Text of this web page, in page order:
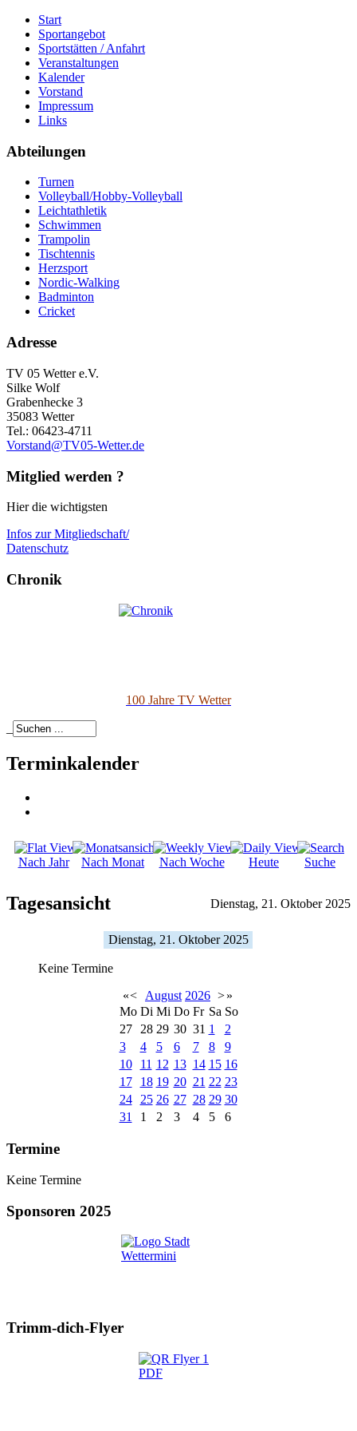
Start
Sportangebot
Sportstätten / Anfahrt
Veranstaltungen
Kalender
Vorstand
Impressum
Links
Abteilungen
Turnen
Volleyball/Hobby-Volleyball
Leichtathletik
Schwimmen
Trampolin
Tischtennis
Herzsport
Nordic-Walking
Badminton
Cricket
Adresse
TV 05 Wetter e.V.
Silke Wolf
Grabenhecke 3
35083 Wetter
Tel.: 06423-4711
Vorstand@TV05-Wetter.de
Mitglied werden ?
Hier die wichtigsten
Infos zur Mitgliedschaft/
Datenschutz
Chronik
100 Jahre TV Wetter
Terminkalender
Nach Jahr Nach Monat Nach Woche Heute Suche
Tagesansicht Dienstag, 21. Oktober 2025
Dienstag, 21. Oktober 2025
Keine Termine
«< August 2026 >»
Mo Di Mi Do Fr Sa So
27
28 29 30 31 1
2
3
4 5 6 7 8
9
10
11 12 13 14 15 16
17
18 19 20 21 22 23
24
25 26 27 28 29 30
31
1 2 3 4 5 6
Termine
Keine Termine
Sponsoren 2025
Trimm-dich-Flyer